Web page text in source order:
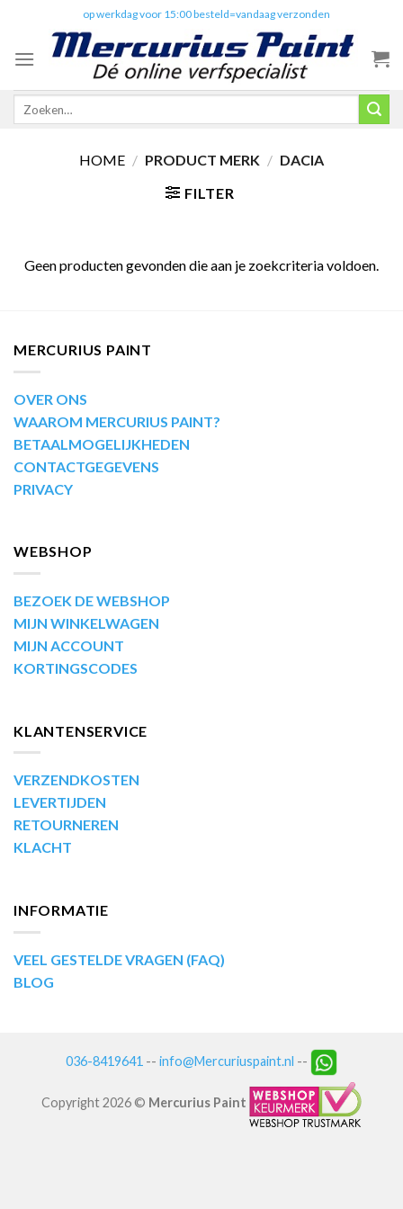
content
op werkdag voor 15:00 besteld=vandaag verzonden
Zoeken
HOME / PRODUCT MERK / DACIA
FILTER
Geen producten gevonden die aan je zoekcriteria voldoen.
MERCURIUS PAINT
OVER ONS
WAAROM MERCURIUS PAINT?
BETAALMOGELIJKHEDEN
CONTACTGEGEVENS
PRIVACY
WEBSHOP
BEZOEK DE WEBSHOP
MIJN WINKELWAGEN
MIJN ACCOUNT
KORTINGSCODES
KLANTENSERVICE
VERZENDKOSTEN
LEVERTIJDEN
RETOURNEREN
KLACHT
INFORMATIE
VEEL GESTELDE VRAGEN (FAQ)
BLOG
036-8419641 -- info@Mercuriuspaint.nl --
Copyright 2026 © Mercurius Paint